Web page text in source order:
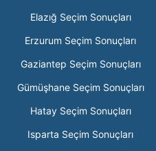
Elazığ Seçim Sonuçları
Erzurum Seçim Sonuçları
Gaziantep Seçim Sonuçları
Gümüşhane Seçim Sonuçları
Hatay Seçim Sonuçları
Isparta Seçim Sonuçları